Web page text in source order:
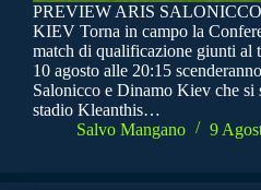
PREVIEW ARIS
KIEV Torna in campo la
match di qualificazione giunti al
10 agosto alle 20:15
Salonicco e Dinamo Kiev che si
stadio Kleanthis…
Salvo Mangano
9